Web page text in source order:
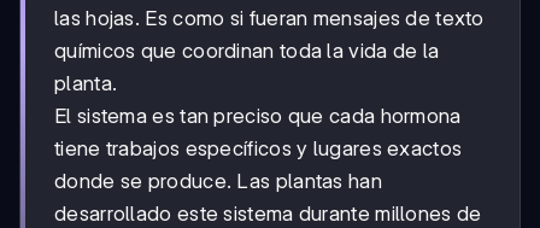
las hojas. Es como si fueran mensajes de texto
químicos que coordinan toda la vida de la
planta.
El sistema es tan preciso que cada hormona
tiene trabajos específicos y lugares exactos
donde se produce. Las plantas han
desarrollado este sistema durante millones de